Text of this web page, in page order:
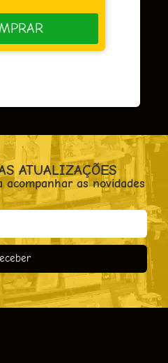
COMPRAR
ATUALIZAÇÕES
acompanhar as novidades